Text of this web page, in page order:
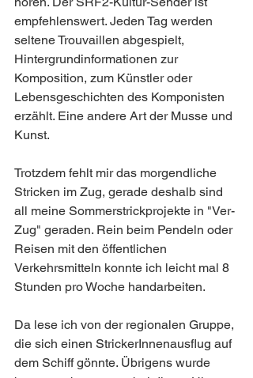
empfehlenswert. Jeden Tag werden
seltene Trouvaillen abgespielt,
Hintergrundinformationen zur
Komposition, zum Künstler oder
Lebensgeschichten des Komponisten
erzählt. Eine andere Art der Musse und
Kunst.
Trotzdem fehlt mir das morgendliche
Stricken im Zug, gerade deshalb sind
all meine Sommerstrickprojekte in "Ver-
Zug" geraden. Rein beim Pendeln oder
Reisen mit den öffentlichen
Verkehrsmitteln konnte ich leicht mal 8
Stunden pro Woche handarbeiten.
Da lese ich von der regionalen Gruppe,
die sich einen StrickerInnenausflug auf
dem Schiff gönnte. Übrigens wurde